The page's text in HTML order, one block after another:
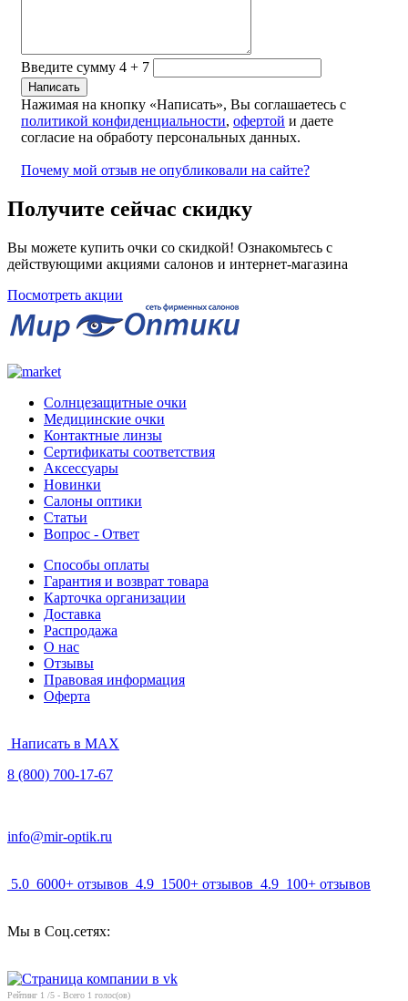
Введите сумму 4 + 7
Нажимая на кнопку «Написать», Вы соглашаетесь с
политикой конфиденциальности, офертой и даете
согласие на обработу персональных данных.
Почему мой отзыв не опубликовали на сайте?
Получите сейчас скидку
Вы можете купить очки со скидкой! Ознакомьтесь с
действующими акциями салонов и интернет-магазина
Посмотреть акции
Солнцезащитные очки
Медицинские очки
Контактные линзы
Сертификаты соответствия
Аксессуары
Новинки
Салоны оптики
Статьи
Вопрос - Ответ
Способы оплаты
Гарантия и возврат товара
Карточка организации
Доставка
Распродажа
О нас
Отзывы
Правовая информация
Оферта
Написать в MAX
8 (800) 700-17-67
info@mir-optik.ru
5.0 6000+ отзывов 4.9 1500+ отзывов 4.9 100+ отзывов
Мы в Соц.сетях:
Рейтинг 1 /5 - Всего 1 голос(ов)